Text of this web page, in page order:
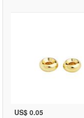
US$ 0.05